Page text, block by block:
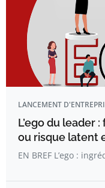
LANCEMENT
L’ego du leader
ou risque latent
EN BREF L’ego :